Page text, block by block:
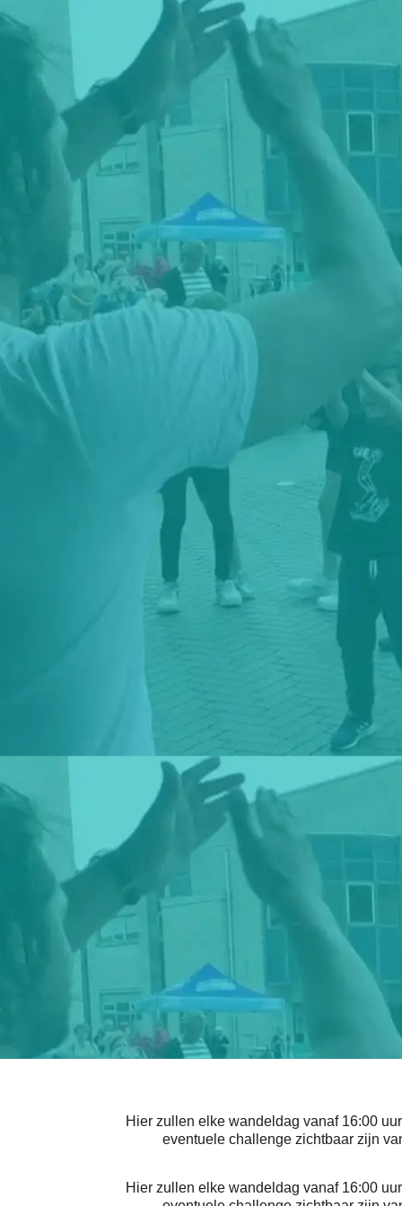
Hier zullen elke wandeldag vanaf 16:00
eventuele challenge zichtbaar zijn
Hier zullen elke wandeldag vanaf 16:00